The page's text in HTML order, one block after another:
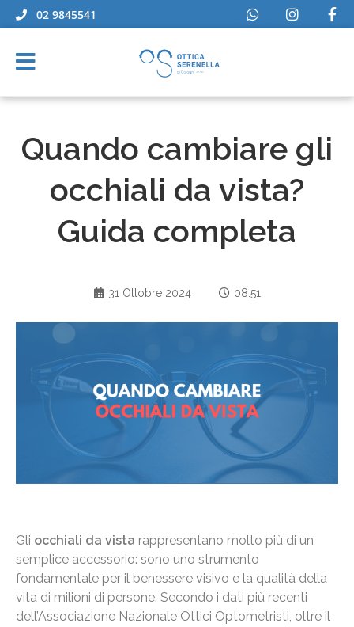
02 9845541
Quando cambiare gli
occhiali da vista?
Guida completa
31 Ottobre 2024 08:51
Gli occhiali da vista rappresentano molto più di un
semplice accessorio: sono uno strumento
fondamentale per il benessere visivo e la qualità della
vita di milioni di persone. Secondo i dati più recenti
dell’Associazione Nazionale Ottici Optometristi, oltre il